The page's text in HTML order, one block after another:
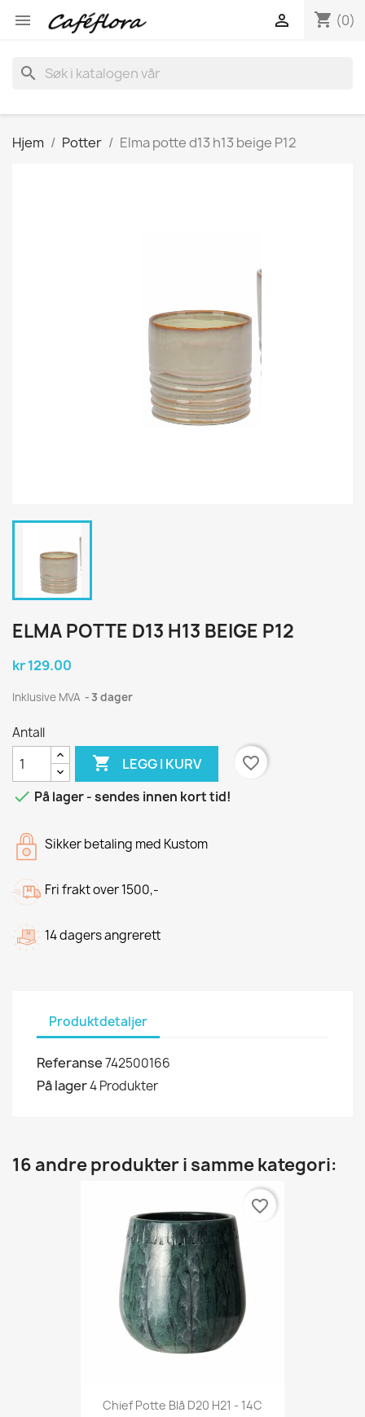
 shopping_cart (0)

search
Hjem Potter Elma potte d13 h13 beige P12
ELMA POTTE D13 H13 BEIGE P12
kr 129.00
Inklusive MVA 3 dager
Antall
 LEGG I KURV
favorite_border
 På lager - sendes innen kort tid!
Sikker betaling med Kustom
Fri frakt over 1500,-
14 dagers angrerett
Produktdetaljer
Referanse742500166
På lager4 Produkter
16 andre produkter i samme kategori:
Chief Potte Blå D20 H21 - 14C
favorite_border